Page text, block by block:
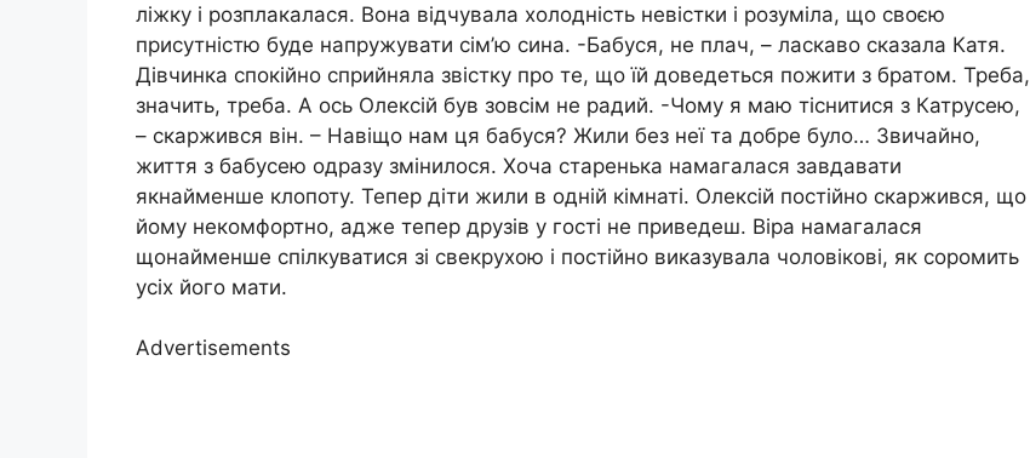
ліжку і розплакалася. Вона відчувала холодність невістки і розуміла, що своєю
присутністю буде напружувати сім’ю сина. -Бабуся, не плач, – ласкаво сказала Катя.
Дівчинка спокійно сприйняла звістку про те, що їй доведеться пожити з братом. Треба,
значить, треба. А ось Олексій був зовсім не радий. -Чому я маю тіснитися з Катрусею,
– скаржився він. – Навіщо нам ця бабуся? Жили без неї та добре було… Звичайно,
життя з бабусею одразу змінилося. Хоча старенька намагалася завдавати
якнайменше клопоту. Тепер діти жили в одній кімнаті. Олексій постійно скаржився, що
йому некомфортно, адже тепер друзів у гості не приведеш. Віра намагалася
щонайменше спілкуватися зі свекрухою і постійно виказувала чоловікові, як соромить
усіх його мати.
Advertisements